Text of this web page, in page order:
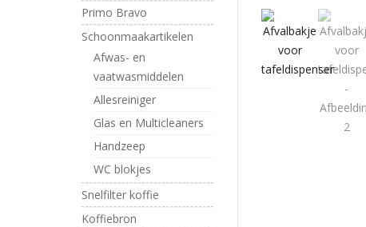
Primo Bravo
Schoonmaakartikelen
Afwas- en
vaatwasmiddelen
Allesreiniger
Glas en Multicleaners
Handzeep
WC blokjes
Snelfilter koffie
Koffiebron